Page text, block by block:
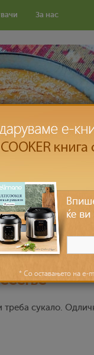
За нас
треба сукало.